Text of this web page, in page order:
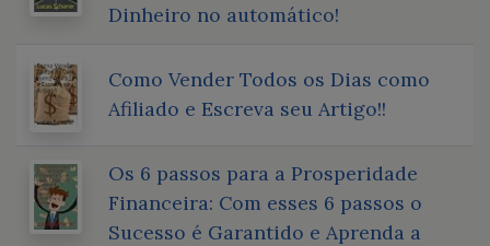
Dinheiro no automático!
Como Vender Todos os Dias como
Afiliado e Escreva seu Artigo!!
Os 6 passos para a Prosperidade
Financeira: Com esses 6 passos o
Sucesso é Garantido e Aprenda a